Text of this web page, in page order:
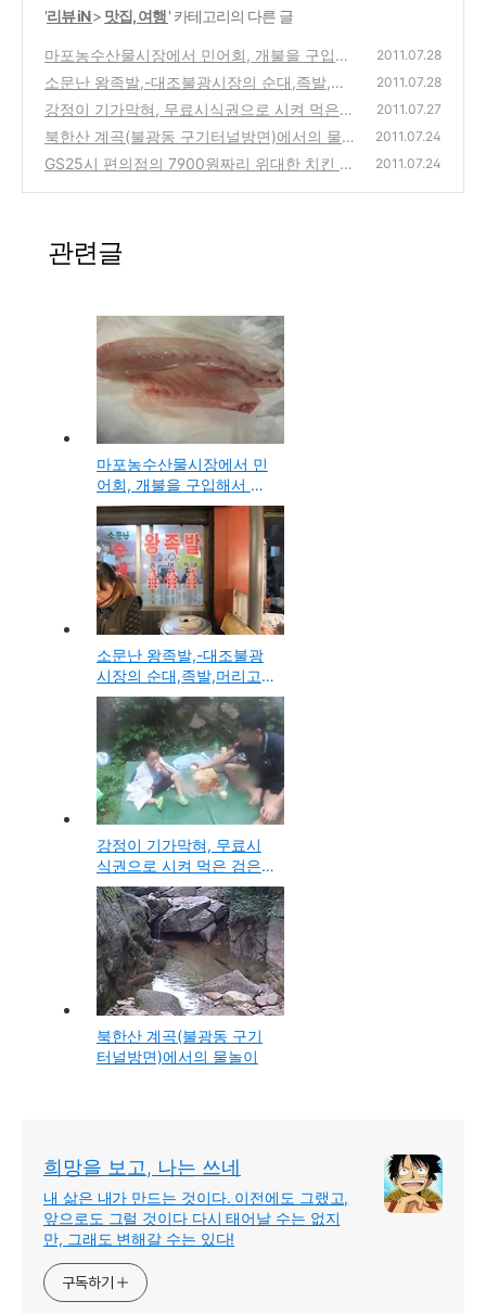
'리뷰 iN> 맛집, 여행' 카테고리의 다른 글
마포농수산물시장에서 민어회, 개불을 구입해
서 먹어보다!
(0)
2011.07.28
소문난 왕족발,-대조불광시장의 순대,족발,머
리고기를 판매하는 맛집 방문기
(0)
2011.07.28
강정이 기가막혀, 무료시식권으로 시켜 먹은
검은깨순살강정
(2)
2011.07.27
북한산 계곡(불광동 구기터널방면)에서의 물
놀이
(2)
2011.07.24
GS25시 편의점의 7900원짜리 위대한 치킨 구
2011.07.24
관련글
마포농수산물시장에서 민
어회, 개불을 구입해서 먹
어보다!
소문난 왕족발,-대조불광
시장의 순대,족발,머리고
기를 판매하는 맛집 방문
기
강정이 기가막혀, 무료시
식권으로 시켜 먹은 검은
깨순살강정
북한산 계곡(불광동 구기
터널방면)에서의 물놀이
희망을 보고, 나는 쓰네
내 삶은 내가 만드는 것이다. 이전에도 그랬고,
앞으로도 그럴 것이다 다시 태어날 수는 없지
만, 그래도 변해갈 수는 있다!
구독하기